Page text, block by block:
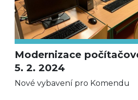
Modernizace
5. 2. 2024
Nové vybavení pro Komendu